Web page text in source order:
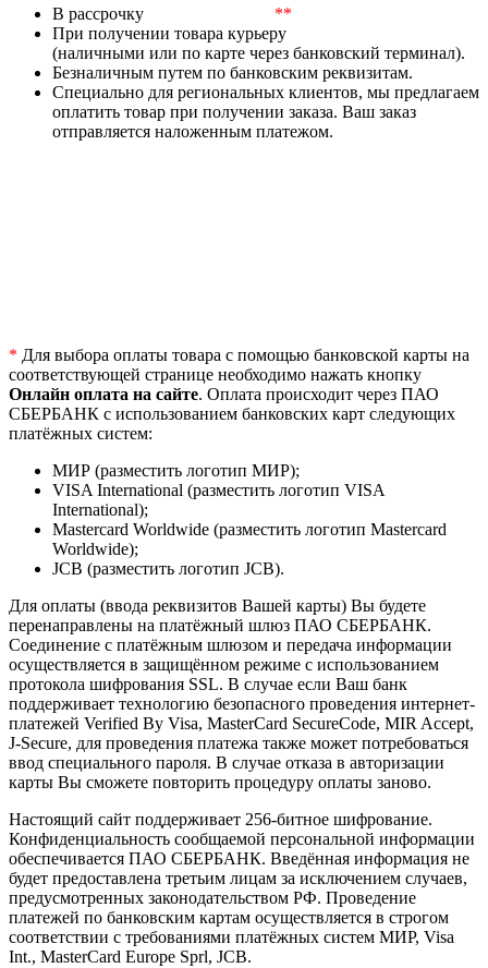
В рассрочку
**
При получении товара курьеру
(наличными или по карте через банковский терминал).
Безналичным путем по банковским реквизитам.
Специально для региональных клиентов, мы предлагаем
оплатить товар при получении заказа. Ваш заказ
отправляется наложенным платежом.
* Для выбора оплаты товара с помощью банковской карты на
соответствующей странице необходимо нажать кнопку
Онлайн оплата на сайте. Оплата происходит через ПАО
СБЕРБАНК с использованием банковских карт следующих
платёжных систем:
МИР (разместить логотип МИР);
VISA International (разместить логотип VISA
International);
Mastercard Worldwide (разместить логотип Mastercard
Worldwide);
JCB (разместить логотип JCB).
Для оплаты (ввода реквизитов Вашей карты) Вы будете
перенаправлены на платёжный шлюз ПАО СБЕРБАНК.
Соединение с платёжным шлюзом и передача информации
осуществляется в защищённом режиме с использованием
протокола шифрования SSL. В случае если Ваш банк
поддерживает технологию безопасного проведения интернет-
платежей Verified By Visa, MasterCard SecureCode, MIR Accept,
J-Secure, для проведения платежа также может потребоваться
ввод специального пароля. В случае отказа в авторизации
карты Вы сможете повторить процедуру оплаты заново.
Настоящий сайт поддерживает 256-битное шифрование.
Конфиденциальность сообщаемой персональной информации
обеспечивается ПАО СБЕРБАНК. Введённая информация не
будет предоставлена третьим лицам за исключением случаев,
предусмотренных законодательством РФ. Проведение
платежей по банковским картам осуществляется в строгом
соответствии с требованиями платёжных систем МИР, Visa
Int., MasterCard Europe Sprl, JCB.